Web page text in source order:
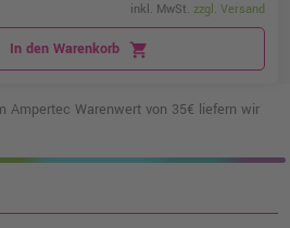
inkl. MwSt. zzgl. Versand
In den Warenkorb shopping_cart
Ampertec Warenwert von 35€ liefern wir